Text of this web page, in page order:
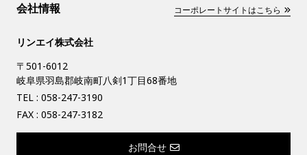
会社情報 コーポレートサイトはこちら
リンエイ株式会社
〒501-6012
岐阜県羽島郡岐南町八剣1丁目68番地
TEL : 058-247-3190
FAX : 058-247-3182
お問合せ